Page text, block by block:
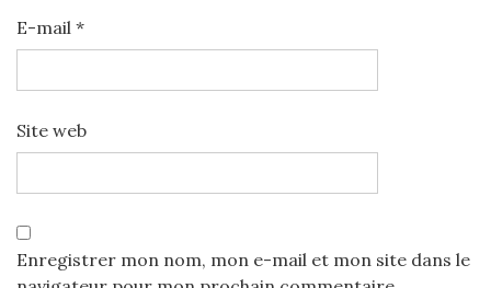
E-mail *
Site web
Enregistrer mon nom, mon e-mail et mon site dans le